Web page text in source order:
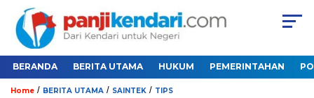
BERANDA BERITA UTAMA HUKUM PEMERINTAHAN
Home / BERITA UTAMA / SAINTEK / TIPS